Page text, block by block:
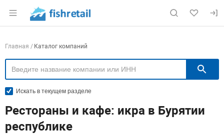
Раздел навигации по сайту fishretail.ru
Навигация по компаниям
Главная Каталог компаний
Искать в текущем разделе
Рестораны и кафе: икра в Бурятии
республике